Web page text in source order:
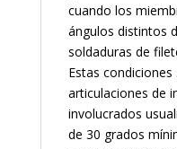
cuando los
ángulos distintos
soldaduras de
Estas
articulaciones de
involucrados
de 30 grados